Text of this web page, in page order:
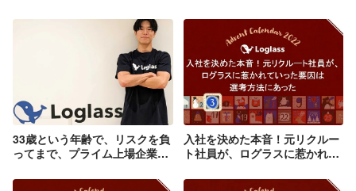
33歳という年齢で、リスクを負
ってまで、プライム上場企業
企業に転職した理由とは
入社を決めた本音！元リクルー
ト社員が、ログラスに惹かれて